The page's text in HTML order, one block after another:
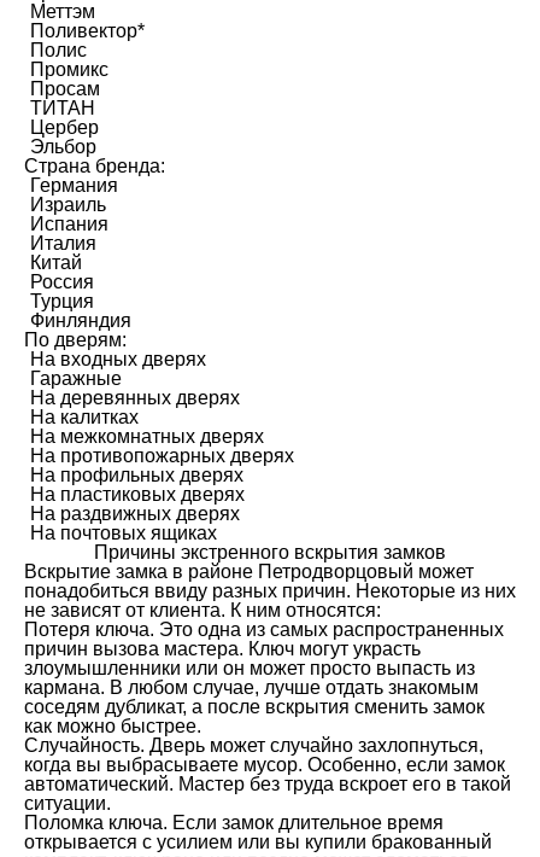
Меттэм
Поливектор*
Полис
Промикс
Просам
ТИТАН
Цербер
Эльбор
Страна бренда:
Германия
Израиль
Испания
Италия
Китай
Россия
Турция
Финляндия
По дверям:
На входных дверях
Гаражные
На деревянных дверях
На калитках
На межкомнатных дверях
На противопожарных дверях
На профильных дверях
На пластиковых дверях
На раздвижных дверях
На почтовых ящиках
Причины экстренного вскрытия замков
Вскрытие замка в районе Петродворцовый может
понадобиться ввиду разных причин. Некоторые из них
не зависят от клиента. К ним относятся:
Потеря ключа. Это одна из самых распространенных
причин вызова мастера. Ключ могут украсть
злоумышленники или он может просто выпасть из
кармана. В любом случае, лучше отдать знакомым
соседям дубликат, а после вскрытия сменить замок
как можно быстрее.
Случайность. Дверь может случайно захлопнуться,
когда вы выбрасываете мусор. Особенно, если замок
автоматический. Мастер без труда вскроет его в такой
ситуации.
Поломка ключа. Если замок длительное время
открывается с усилием или вы купили бракованный